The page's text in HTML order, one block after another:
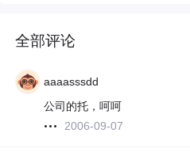
全部评论
aaaasssdd
公司的托，呵呵
2006-09-07